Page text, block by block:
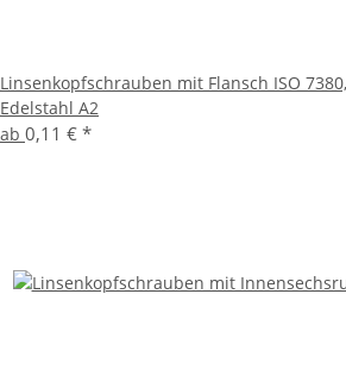
Linsenkopfschrauben mit Flansch ISO
Edelstahl A2
ab 0,11 € *